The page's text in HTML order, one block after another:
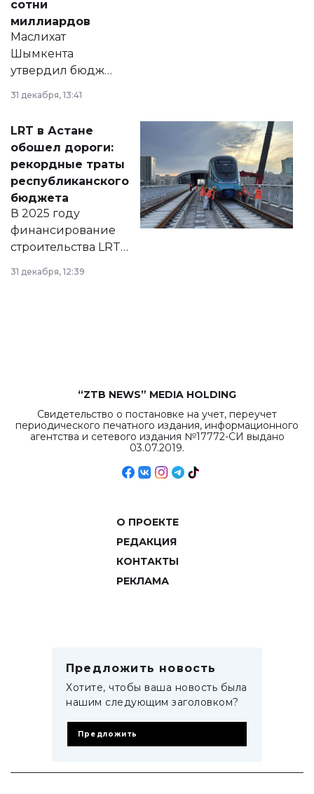
сотни
миллиардов
Маслихат
Шымкента
утвердил бюджет
города на 2026–
2028 годы.
документ
появился в базе
нормативных
правовых актов и
на сайте маслихат
города.
31 декабря, 13:41
LRT в Астане
обошел дороги:
рекордные траты
республиканского
бюджета
В 2025 году
финансирование
строительства LRT
в Астане из
республиканского
31 декабря, 12:39
“ZTB NEWS” MEDIA HOLDING
Свидетельство о постановке на учет, переучет
периодического печатного издания, информационного
агентства и сетевого издания №17772-СИ выдано
03.07.2019.
О ПРОЕКТЕ
РЕДАКЦИЯ
КОНТАКТЫ
РЕКЛАМА
Предложить новость
Хотите, чтобы ваша новость была
нашим следующим заголовком?
Предложить